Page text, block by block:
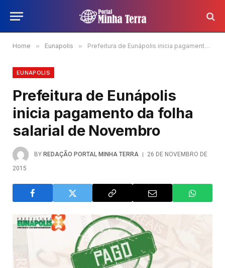
Home » Eunapolis » Prefeitura de Eunápolis inicia pagamento da folha salarial de Novembro
EUNAPOLIS
Prefeitura de Eunápolis
inicia pagamento da folha
salarial de Novembro
BY REDAÇÃO PORTAL MINHA TERRA
26 DE NOVEMBRO DE
2015